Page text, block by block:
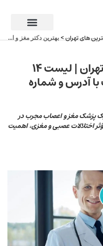
های تهران > بهترین دکتر مغز و اعصاب تهران | لیست ۱۴ متخصص برتر مغز و اعصاب با آدرس و شماره تماس
بهترین دکتر مغز و اعصاب تهران | لیست ۱۴
آدرس و شماره
پزشک مغز و اعصاب مجرب در
اختلالات عصبی و مغزی، اهمیت